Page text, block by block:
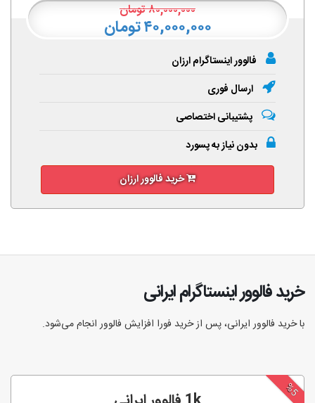
۸۰,۰۰۰,۰۰۰تومان
۴۰,۰۰۰,۰۰۰ تومان
فالوور اینستاگرام ارزان
ارسال فوری
پشتیبانی اختصاصی
بدون نیاز به پسورد
خرید فالوور ارزان
خرید فالوور اینستاگرام ایرانی
با خرید فالوور ایرانی، پس از خرید فورا افزایش فالوور انجام‌ می‌شود.
%5